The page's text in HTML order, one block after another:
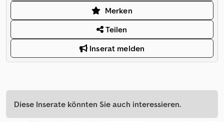
Merken
Teilen
Inserat melden
Diese Inserate könnten Sie auch interessieren.